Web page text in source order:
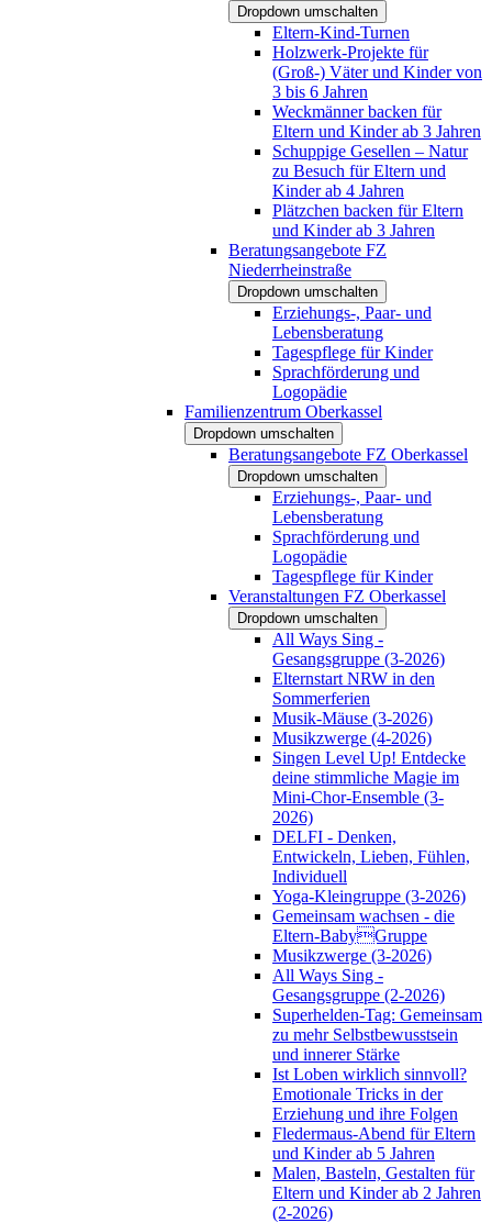
Dropdown umschalten
Eltern-Kind-Turnen
Holzwerk-Projekte für
(Groß-) Väter und Kinder von
3 bis 6 Jahren
Weckmänner backen für
Eltern und Kinder ab 3 Jahren
Schuppige Gesellen – Natur
zu Besuch für Eltern und
Kinder ab 4 Jahren
Plätzchen backen für Eltern
und Kinder ab 3 Jahren
Beratungsangebote FZ
Niederrheinstraße
Dropdown umschalten
Erziehungs-, Paar- und
Lebensberatung
Tagespflege für Kinder
Sprachförderung und
Logopädie
Familienzentrum Oberkassel
Dropdown umschalten
Beratungsangebote FZ Oberkassel
Dropdown umschalten
Erziehungs-, Paar- und
Lebensberatung
Sprachförderung und
Logopädie
Tagespflege für Kinder
Veranstaltungen FZ Oberkassel
Dropdown umschalten
All Ways Sing -
Gesangsgruppe (3-2026)
Elternstart NRW in den
Sommerferien
Musik-Mäuse (3-2026)
Musikzwerge (4-2026)
Singen Level Up! Entdecke
deine stimmliche Magie im
Mini-Chor-Ensemble (3-
2026)
DELFI - Denken,
Entwickeln, Lieben, Fühlen,
Individuell
Yoga-Kleingruppe (3-2026)
Gemeinsam wachsen - die
Eltern-BabyGruppe
Musikzwerge (3-2026)
All Ways Sing -
Gesangsgruppe (2-2026)
Superhelden-Tag: Gemeinsam
zu mehr Selbstbewusstsein
und innerer Stärke
Ist Loben wirklich sinnvoll?
Emotionale Tricks in der
Erziehung und ihre Folgen
Fledermaus-Abend für Eltern
und Kinder ab 5 Jahren
Malen, Basteln, Gestalten für
Eltern und Kinder ab 2 Jahren
(2-2026)